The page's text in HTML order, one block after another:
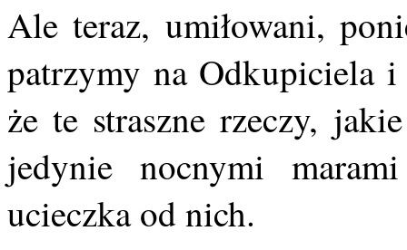
Ale teraz, umiłowani,
patrzymy na Odkupiciela
że te straszne rzeczy,
jedynie nocnymi
ucieczka od nich.